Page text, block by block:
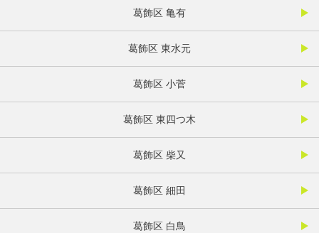
葛飾区 亀有
葛飾区 東水元
葛飾区 小菅
葛飾区 東四つ木
葛飾区 柴又
葛飾区 細田
葛飾区 白鳥